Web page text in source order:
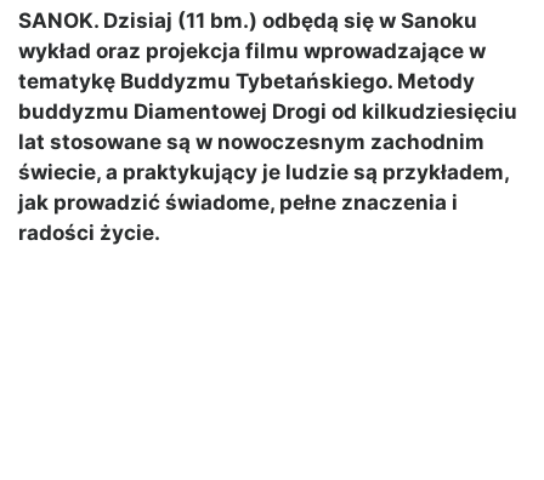
SANOK. Dzisiaj (11 bm.) odbędą się w Sanoku
wykład oraz projekcja filmu wprowadzające w
tematykę Buddyzmu Tybetańskiego. Metody
buddyzmu Diamentowej Drogi od kilkudziesięciu
lat stosowane są w nowoczesnym zachodnim
świecie, a praktykujący je ludzie są przykładem,
jak prowadzić świadome, pełne znaczenia i
radości życie.